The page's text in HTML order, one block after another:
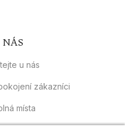
NÁS
u nás
zákazníci
místa